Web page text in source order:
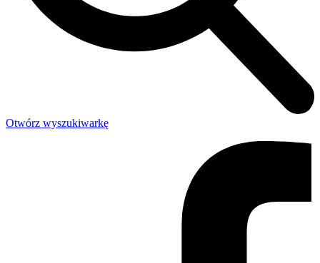
Otwórz wyszukiwarkę